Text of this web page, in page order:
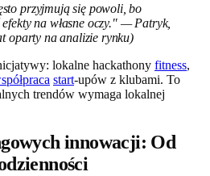
przyjmują się powoli, bo
na własne oczy." — Patryk,
oparty na analizie rynku)
lokalne hackathony fitness,
start-upów z klubami. To
trendów wymaga lokalnej
innowacji: Od